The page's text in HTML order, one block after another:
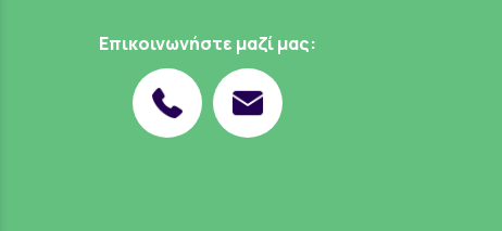
Επικοινωνήστε μαζί μας: